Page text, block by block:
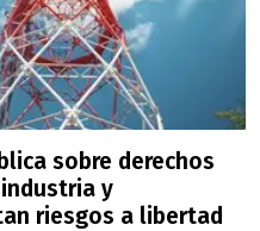
sobre derechos
y
riesgos a libertad